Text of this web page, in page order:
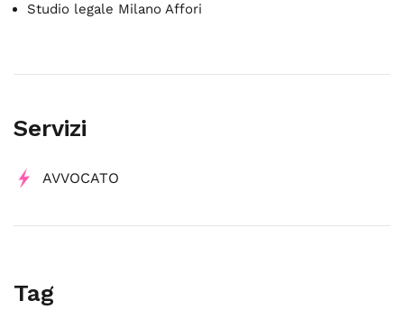
Studio legale Milano Affori
Servizi
AVVOCATO
Tag